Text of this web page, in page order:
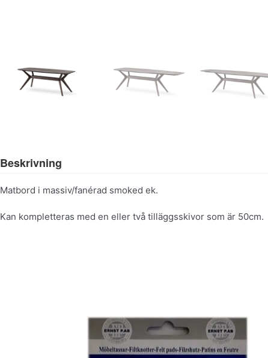
Beskrivning
Matbord i massiv/fanérad smoked ek.
Kan kompletteras med en eller två tilläggsskivor som är 50cm.